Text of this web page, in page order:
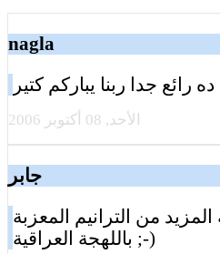
nagla
الأحد, 08 أكتوبر 2006
جابر
من الترانيم المعزبة
باللهجة العراقية ;-)